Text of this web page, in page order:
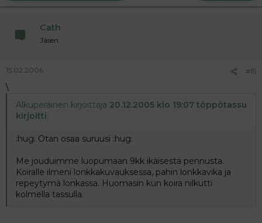
Cath
Jäsen
15.02.2006 #15
\
Alkuperäinen kirjoittaja 20.12.2005 klo 19:07 töppötassu
kirjoitti:
:hug: Otan osaa suruusi :hug:
Me jouduimme luopumaan 9kk ikäisestä pennusta.
Koiralle ilmeni lonkkakuvauksessa, pahin lonkkavika ja
repeytymä lonkassa. Huomasin kun koira nilkutti
kolmella tassulla.